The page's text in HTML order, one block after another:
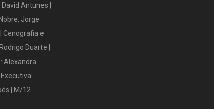
Antunes |
Jorge
Cenografia e
Duarte |
Alexandra
| M/12